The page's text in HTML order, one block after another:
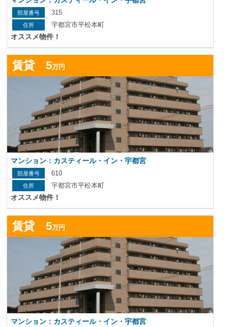
315
宇都宮市平松本町
オススメ物件！
賃貸 5万円
マンション：カスティール・イン・宇都宮
610
宇都宮市平松本町
オススメ物件！
賃貸 5万円
マンション：カスティール・イン・宇都宮